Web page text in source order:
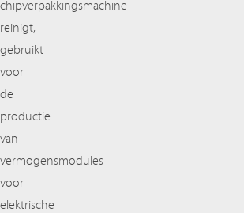
chipverpakkingsmachine
reinigt,
gebruikt
voor
de
productie
van
vermogensmodules
voor
elektrische